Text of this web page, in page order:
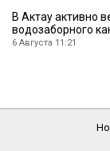
В Актау активно
водозаборного
6 Августа 11:21